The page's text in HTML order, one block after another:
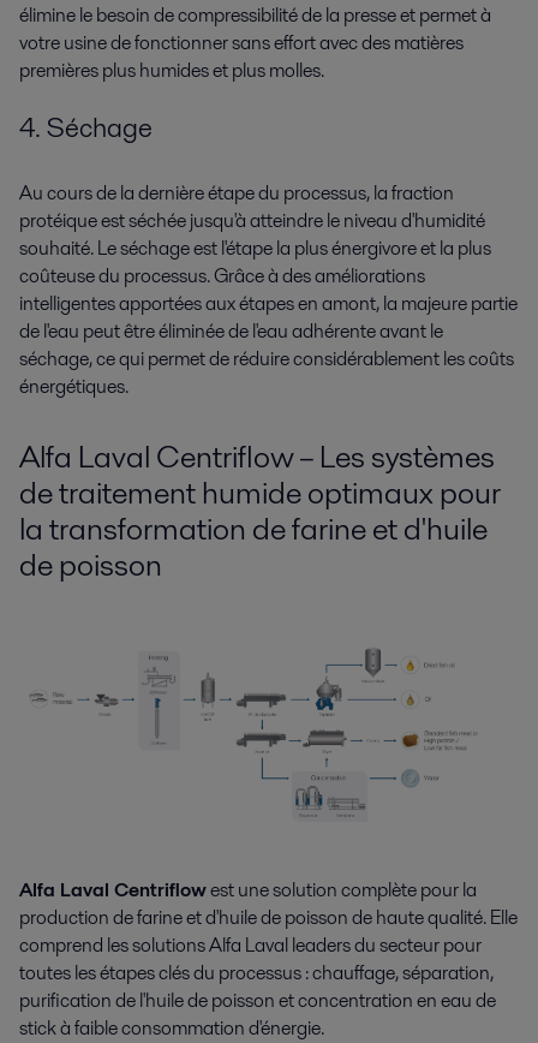
élimine le besoin de compressibilité de la presse et permet à
votre usine de fonctionner sans effort avec des matières
premières plus humides et plus molles.
4. Séchage
Au cours de la dernière étape du processus, la fraction
protéique est séchée jusqu'à atteindre le niveau d'humidité
souhaité. Le séchage est l'étape la plus énergivore et la plus
coûteuse du processus. Grâce à des améliorations
intelligentes apportées aux étapes en amont, la majeure partie
de l'eau peut être éliminée de l'eau adhérente avant le
séchage, ce qui permet de réduire considérablement les coûts
énergétiques.
Alfa Laval Centriflow – Les systèmes
de traitement humide optimaux pour
la transformation de farine et d'huile
de poisson
Alfa Laval Centriflowest une solution complète pour la
production de farine et d'huile de poisson de haute qualité. Elle
comprend les solutions Alfa Laval leaders du secteur pour
toutes les étapes clés du processus : chauffage, séparation,
purification de l'huile de poisson et concentration en eau de
stick à faible consommation d'énergie.